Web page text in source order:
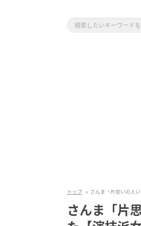
トップ さんま「片思いの人
さんま「片